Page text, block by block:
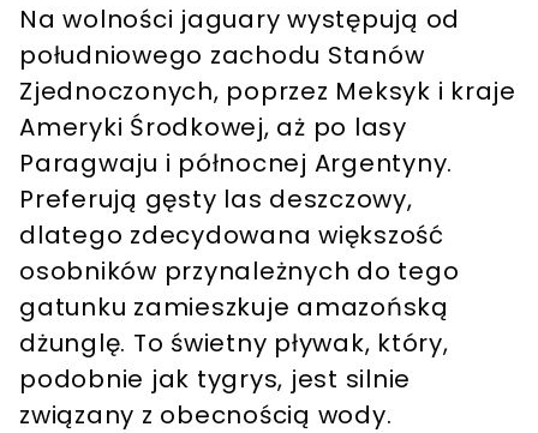
Na wolności jaguary występują od
południowego zachodu Stanów
Zjednoczonych, poprzez Meksyk i kraje
Ameryki Środkowej, aż po lasy
Paragwaju i północnej Argentyny.
Preferują gęsty las deszczowy,
dlatego zdecydowana większość
osobników przynależnych do tego
gatunku zamieszkuje amazońską
dżunglę. To świetny pływak, który,
podobnie jak tygrys, jest silnie
związany z obecnością wody.